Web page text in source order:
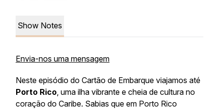
Show Notes
Envia-nos uma mensagem
Neste episódio do Cartão de Embarque viajamos até
Porto Rico, uma ilha vibrante e cheia de cultura no
coração do Caribe. Sabias que em Porto Rico